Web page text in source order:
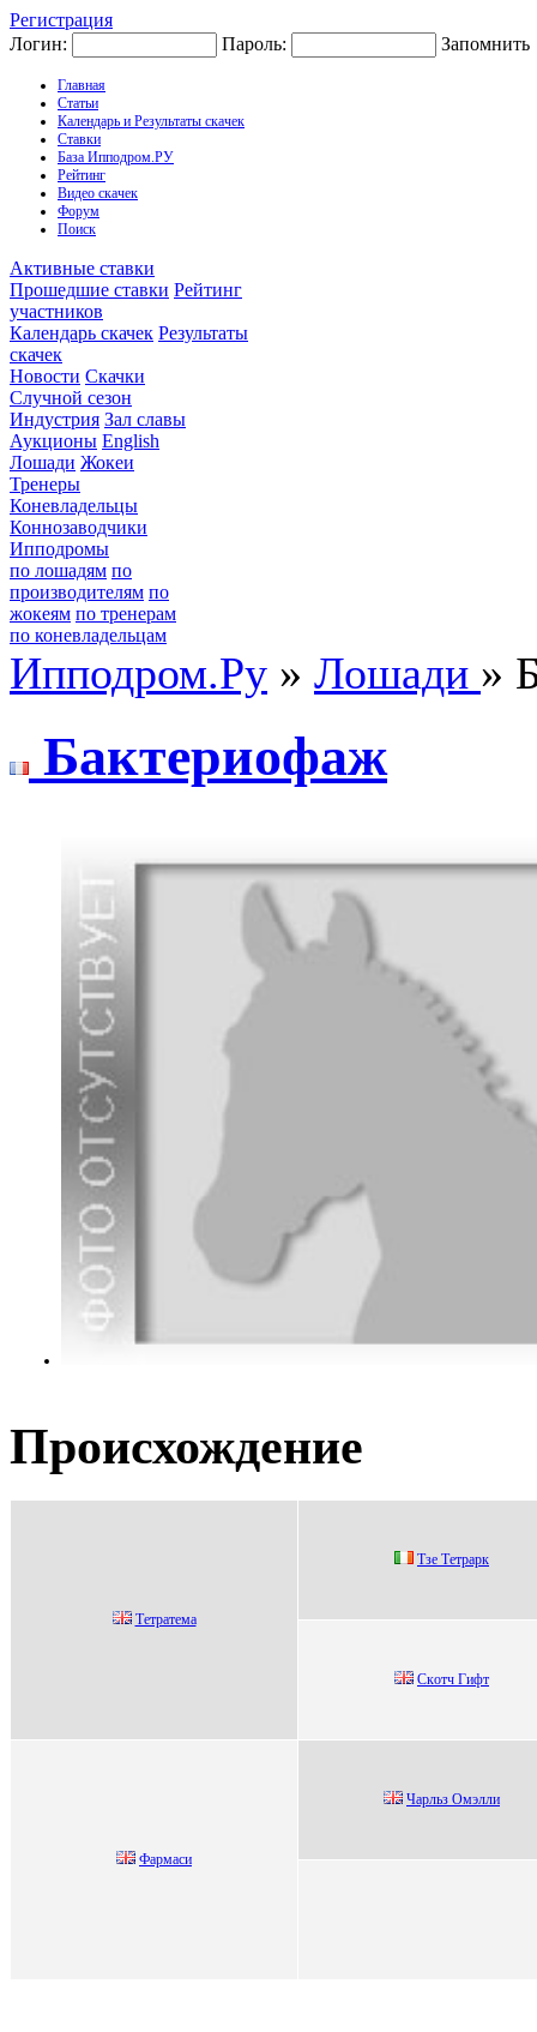
Регистрация
Логин:
Пароль: Запомнить
Главная
Статьи
Календарь и Результаты скачек
Ставки
База Ипподром.РУ
Рейтинг
Видео скачек
Форум
Поиск
Активные ставки
Прошедшие ставки Рейтинг
участников
Календарь скачек Результаты
скачек
Новости Скачки
Случной сезон
Индустрия Зал славы
Аукционы English
Лошади Жокеи
Тренеры
Коневладельцы
Коннозаводчики
Ипподромы
по лошадям по
производителям по
жокеям по тренерам
по коневладельцам
Ипподром.Ру » Лошади »
Бaктериофaж
Происхождение
Тетpатема
Тзе Тетрарк
Скoтч Гифт
Фаpмаси
Чаpльз Омэлли